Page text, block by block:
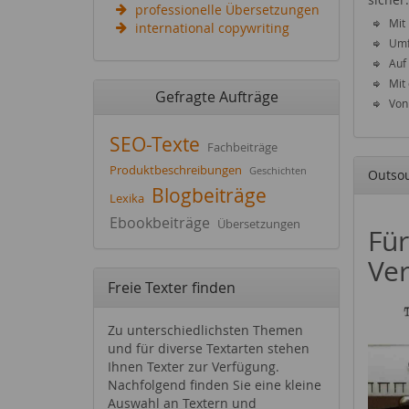
professionelle Übersetzungen
international copywriting
Gefragte Aufträge
SEO-Texte Fachbeiträge
Produktbeschreibungen
Geschichten
Lexika Blogbeiträge
Ebookbeiträge Übersetzungen
Freie Texter finden
Zu unterschiedlichsten Themen
und für diverse Textarten stehen
Ihnen Texter zur Verfügung.
Nachfolgend finden Sie eine kleine
Auswahl an Textern und
Mit
Auf
Mit